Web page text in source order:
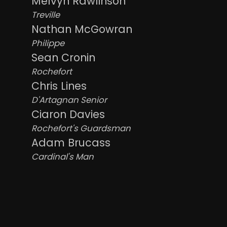
Treville
Nathan McGowran
Philippe
Sean Cronin
Rochefort
Chris Lines
D'Artagnan Senior
Ciaron Davies
Rochefort's Guardsman
Adam Brucass
Cardinal's Man